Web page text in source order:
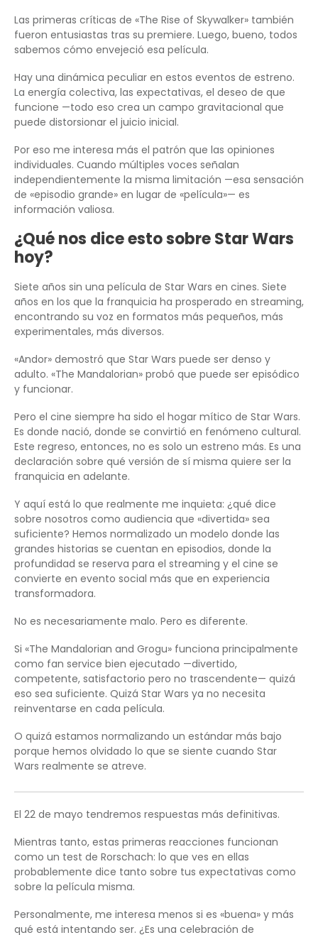
Las primeras críticas de «The Rise of Skywalker» también
fueron entusiastas tras su premiere. Luego, bueno, todos
sabemos cómo envejeció esa película.
Hay una dinámica peculiar en estos eventos de estreno.
La energía colectiva, las expectativas, el deseo de que
funcione —todo eso crea un campo gravitacional que
puede distorsionar el juicio inicial.
Por eso me interesa más el patrón que las opiniones
individuales. Cuando múltiples voces señalan
independientemente la misma limitación —esa sensación
de «episodio grande» en lugar de «película»— es
información valiosa.
¿Qué nos dice esto sobre Star Wars
hoy?
Siete años sin una película de Star Wars en cines. Siete
años en los que la franquicia ha prosperado en streaming,
encontrando su voz en formatos más pequeños, más
experimentales, más diversos.
«Andor» demostró que Star Wars puede ser denso y
adulto. «The Mandalorian» probó que puede ser episódico
y funcionar.
Pero el cine siempre ha sido el hogar mítico de Star Wars.
Es donde nació, donde se convirtió en fenómeno cultural.
Este regreso, entonces, no es solo un estreno más. Es una
declaración sobre qué versión de sí misma quiere ser la
franquicia en adelante.
Y aquí está lo que realmente me inquieta: ¿qué dice
sobre nosotros como audiencia que «divertida» sea
suficiente? Hemos normalizado un modelo donde las
grandes historias se cuentan en episodios, donde la
profundidad se reserva para el streaming y el cine se
convierte en evento social más que en experiencia
transformadora.
No es necesariamente malo. Pero es diferente.
Si «The Mandalorian and Grogu» funciona principalmente
como fan service bien ejecutado —divertido,
competente, satisfactorio pero no trascendente— quizá
eso sea suficiente. Quizá Star Wars ya no necesita
reinventarse en cada película.
O quizá estamos normalizando un estándar más bajo
porque hemos olvidado lo que se siente cuando Star
Wars realmente se atreve.
El 22 de mayo tendremos respuestas más definitivas.
Mientras tanto, estas primeras reacciones funcionan
como un test de Rorschach: lo que ves en ellas
probablemente dice tanto sobre tus expectativas como
sobre la película misma.
Personalmente, me interesa menos si es «buena» y más
qué está intentando ser. ¿Es una celebración de